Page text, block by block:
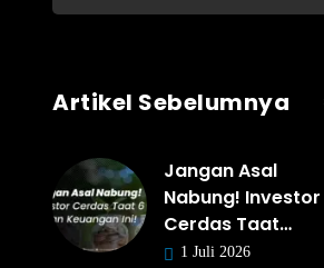
Artikel Sebelumnya
Jangan Asal
Nabung! Investor
Cerdas Taat…
1 Juli 2026